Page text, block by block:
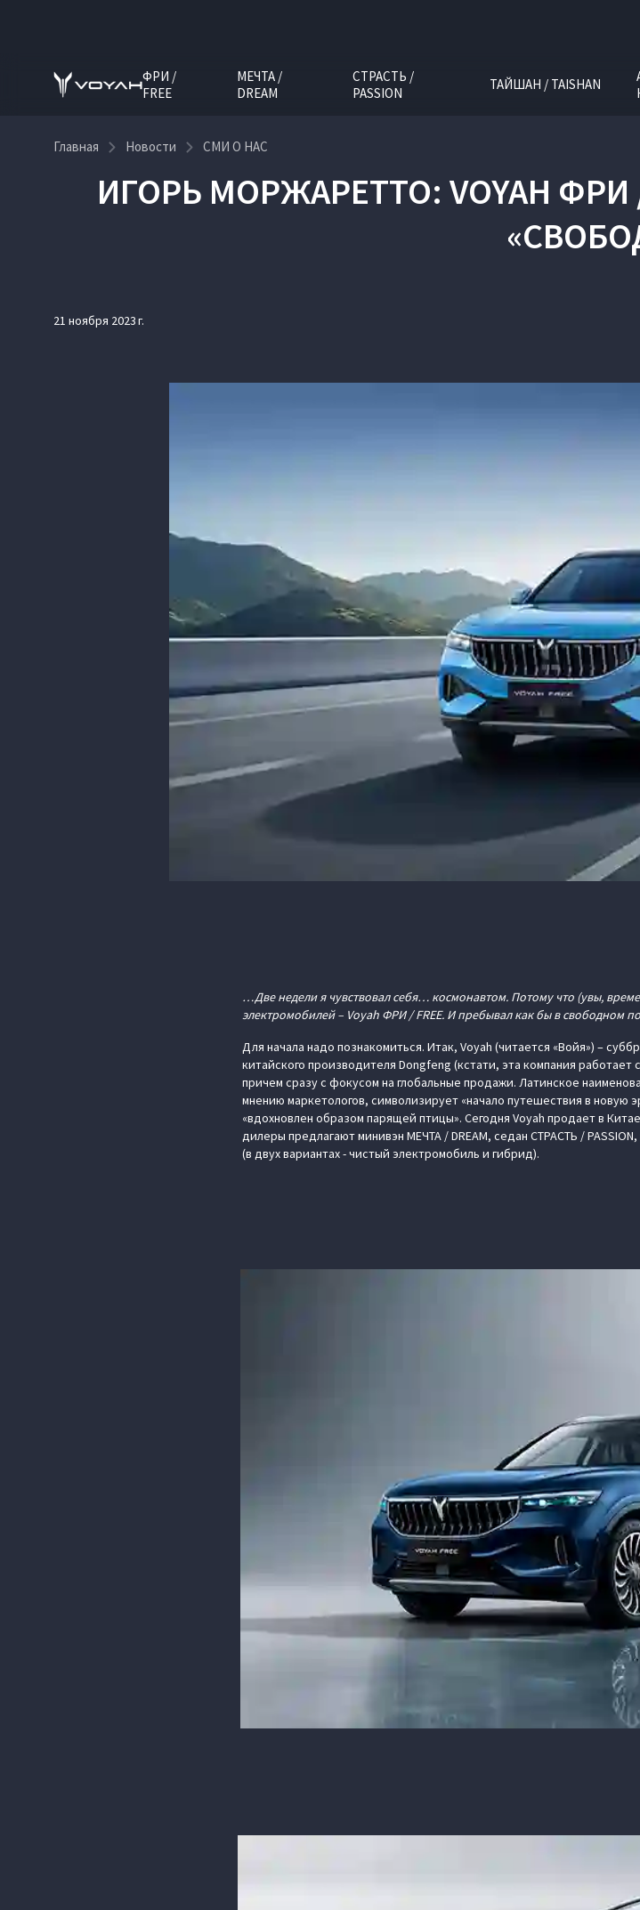
ФРИ /
FREE
МЕЧТА /
DREAM
СТРАСТЬ /
PASSION
ТАЙШАН / TAISHAN
Главная Новости СМИ О НАС
ИГОРЬ МОРЖАРЕТТО: VOYAH
21 ноября 2023 г.
…Две недели я чувствовал себя… космонавтом. Потому что (увы,
электромобилей – Voyah ФРИ / FREE. И пребывал как бы в свободном
Для начала надо познакомиться. Итак, Voyah (читается «Войя») –
китайского производителя Dongfeng (кстати, эта компания работает
причем сразу с фокусом на глобальные продажи. Латинское
мнению маркетологов, символизирует «начало путешествия в новую
«вдохновлен образом парящей птицы». Сегодня Voyah продает в
дилеры предлагают минивэн МЕЧТА / DREAM, седан СТРАСТЬ /
(в двух вариантах - чистый электромобиль и гибрид).